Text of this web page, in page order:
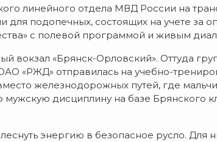
линейного отдела МВД России на
для подопечных, состоящих на учете за
с полевой программой и живым
вокзал «Брянск-Орловский». Оттуда
«РЖД» отправилась на учебно-
железнодорожных путей, где
дисциплину на базе Брянского
энергию в безопасное русло. Для